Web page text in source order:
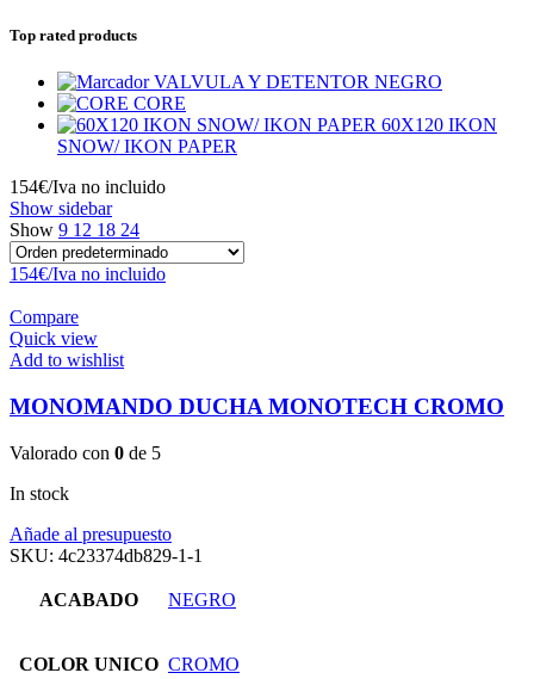
Top rated products
VALVULA Y DETENTOR NEGRO
CORE
60X120 IKON
SNOW/ IKON PAPER
154€/Iva no incluido
Show sidebar
Show 9 12 18 24
154€/Iva no incluido
Compare
Quick view
Add to wishlist
MONOMANDO DUCHA MONOTECH CROMO
Valorado con 0 de 5
In stock
Añade al presupuesto
SKU: 4c23374db829-1-1
ACABADO NEGRO
COLOR UNICO CROMO